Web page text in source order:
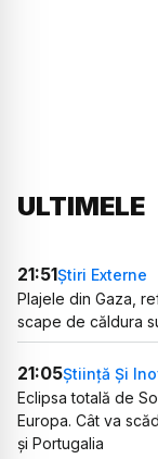
ULTIMELE
21:51Știri Externe
Plajele din Gaza,
scape de căldura
21:05Știință Și
Eclipsa totală de
Europa. Cât va
și Portugalia